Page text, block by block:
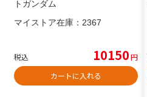
トガンダム
マイストア在庫： 2367
税込 10150円
カートに入れる